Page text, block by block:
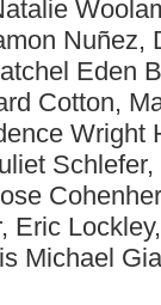
Nuñez,
Eden
Cotton,
Wright
Eric
Michael